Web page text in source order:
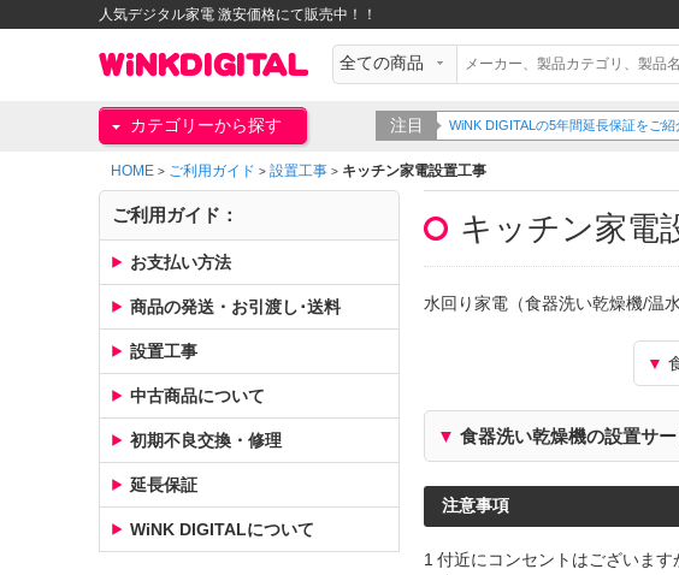
人気デジタル家電 激安価格にて販売中！！
カテゴリーから探す 注目 WiNK DIGITALの5年間延長保証をご
HOME > ご利用ガイド > 設置工事 > キッチン家電設置工事
キッチン家電
水回り家電（食器洗い乾燥機/温
▼
▼ 食器洗い乾燥機の設置サ
注意事項
1付近にコンセントはございます
ご利用ガイド：
お支払い方法
商品の発送・お引渡し･送料
設置工事
中古商品について
初期不良交換・修理
延長保証
WiNK DIGITALについて